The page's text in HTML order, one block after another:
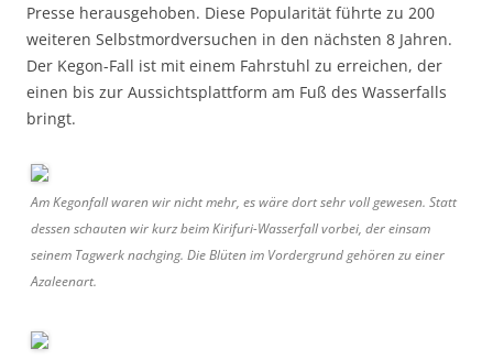
Presse herausgehoben. Diese Popularität führte zu 200
weiteren Selbstmordversuchen in den nächsten 8 Jahren.
Der Kegon-Fall ist mit einem Fahrstuhl zu erreichen, der
einen bis zur Aussichtsplattform am Fuß des Wasserfalls
bringt.
Am Kegonfall waren wir nicht mehr, es wäre dort sehr voll gewesen. Statt
dessen schauten wir kurz beim Kirifuri-Wasserfall vorbei, der einsam
seinem Tagwerk nachging. Die Blüten im Vordergrund gehören zu einer
Azaleenart.